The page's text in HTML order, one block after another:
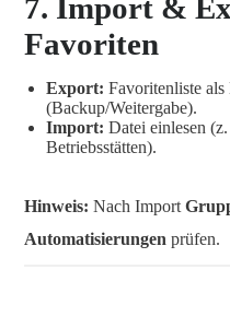
7. Import &
Favoriten
Export: Favoritenliste als
(Backup/Weitergabe).
Import: Datei einlesen
Betriebsstätten).
Hinweis: Nach Import
Automatisierungen prüfen.